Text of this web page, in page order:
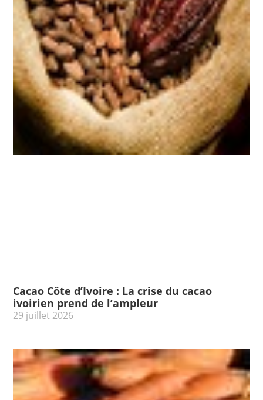
Cacao Côte d’Ivoire : La crise du cacao
ivoirien prend de l’ampleur
29 juillet 2026